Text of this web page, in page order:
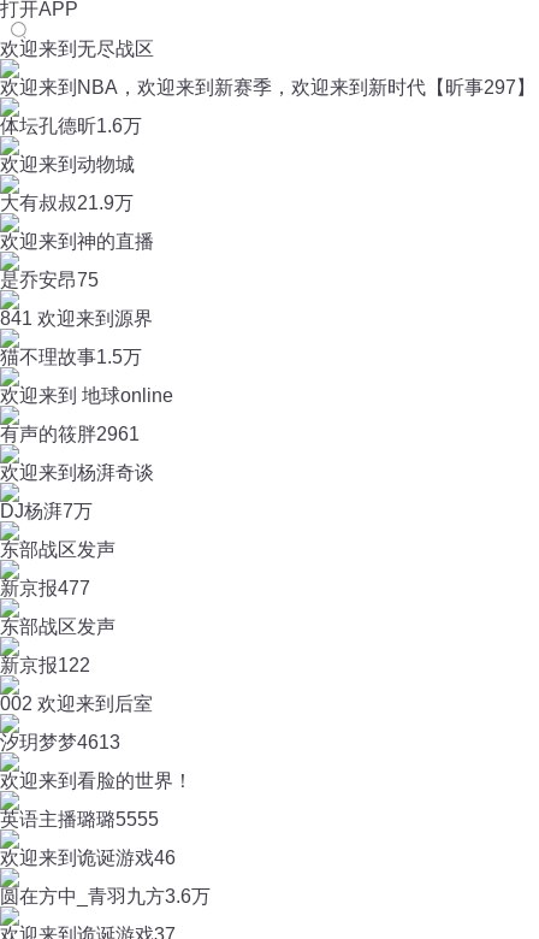
打开APP
欢迎来到无尽战区
欢迎来到NBA，欢迎来到新赛季，欢迎来到新时代【昕事297】
体坛孔德昕1.6万
欢迎来到动物城
大有叔叔21.9万
欢迎来到神的直播
是乔安昂75
841 欢迎来到源界
猫不理故事1.5万
欢迎来到 地球online
有声的筱胖2961
欢迎来到杨湃奇谈
DJ杨湃7万
东部战区发声
新京报477
东部战区发声
新京报122
002 欢迎来到后室
汐玥梦梦4613
欢迎来到看脸的世界！
英语主播璐璐5555
欢迎来到诡诞游戏46
圆在方中_青羽九方3.6万
欢迎来到诡诞游戏37